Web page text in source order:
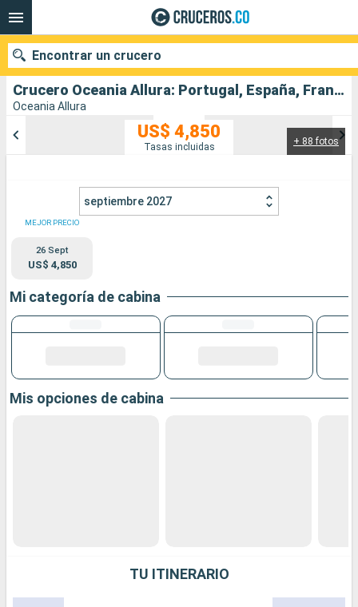
Crucero Oceania Allura: Portugal, España, Francia, Italia salida desde Lisboa
Oceania Allura
+ 88 fotos
US$ 4,850
Tasas incluidas
septiembre 2027
MEJOR PRECIO
26 Sept
US$ 4,850
Mi categoría de cabina
Mis opciones de cabina
TU ITINERARIO
Encontrar un crucero
Puertos Compañías